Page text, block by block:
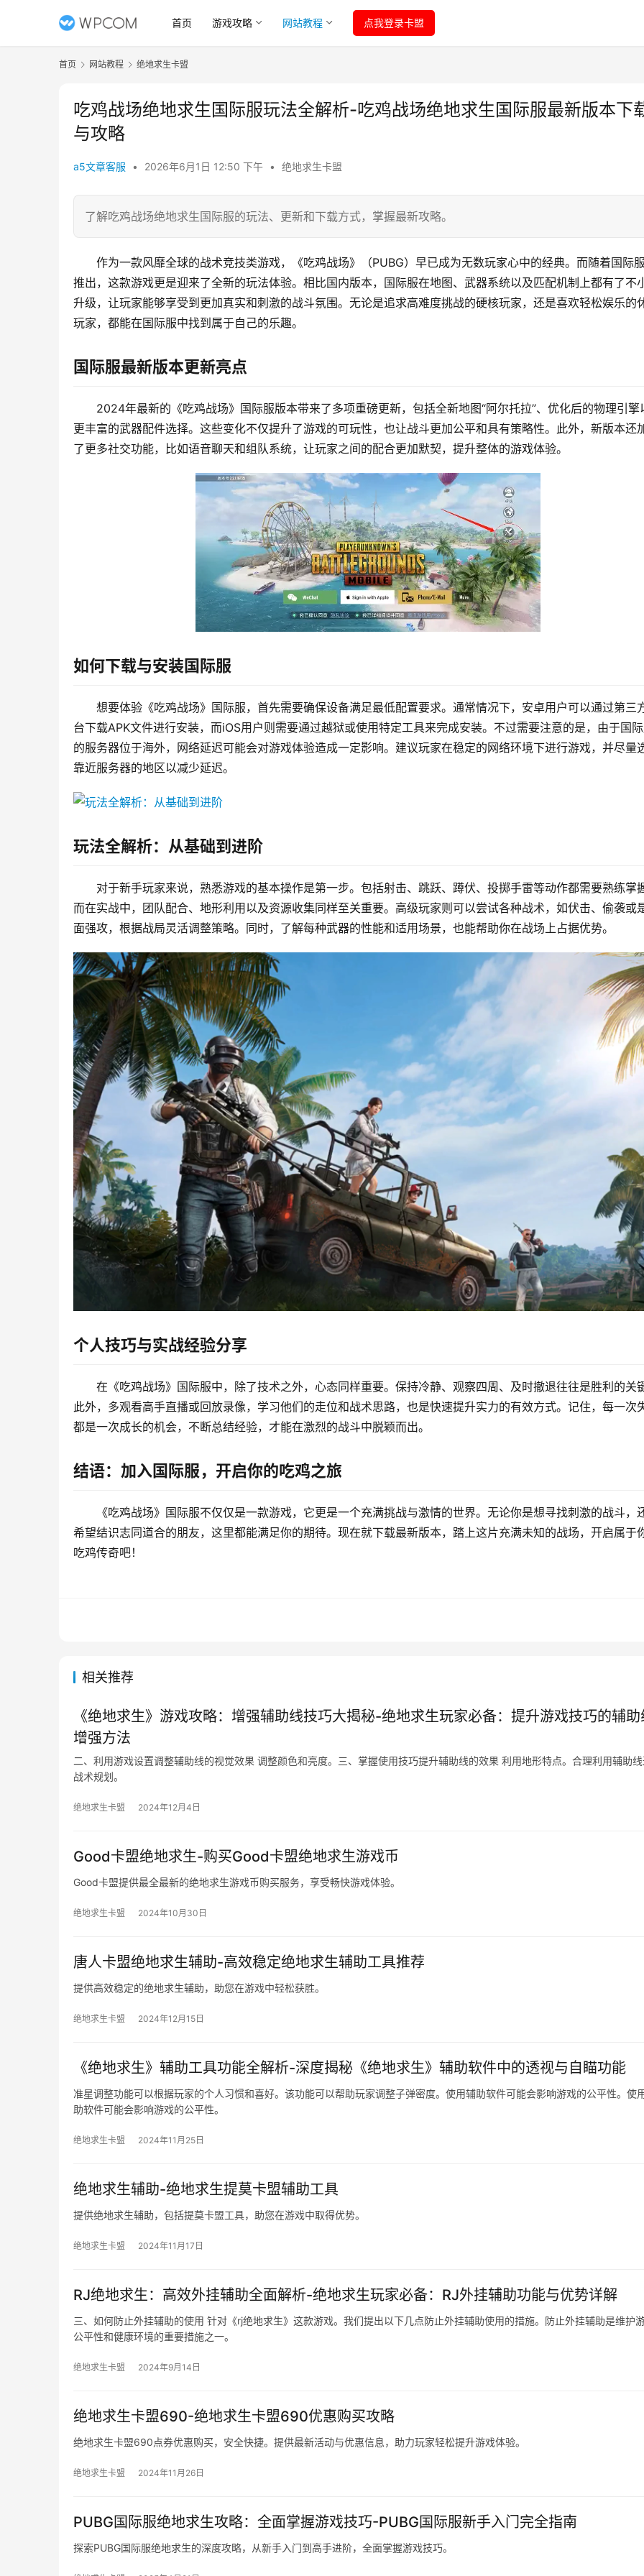
首页 游戏攻略 网站教程 点我登录卡盟
首页 网站教程 绝地求生卡盟
吃鸡战场绝地求生国际服玩法全解析-吃鸡战场绝地求生国际服最新版本下
与攻略
a5文章客服 • 2026年6月1日 12:50 下午 • 绝地求生卡盟
了解吃鸡战场绝地求生国际服的玩法、更新和下载方式，掌握最新攻略。
作为一款风靡全球的战术竞技类游戏，《吃鸡战场》（PUBG）早已成为无数玩家心中的经典。而随着国际
推出，这款游戏更是迎来了全新的玩法体验。相比国内版本，国际服在地图、武器系统以及匹配机制上都有了不
升级，让玩家能够享受到更加真实和刺激的战斗氛围。无论是追求高难度挑战的硬核玩家，还是喜欢轻松娱乐的
玩家，都能在国际服中找到属于自己的乐趣。
国际服最新版本更新亮点
2024年最新的《吃鸡战场》国际服版本带来了多项重磅更新，包括全新地图“阿尔托拉”、优化后的物理引擎
更丰富的武器配件选择。这些变化不仅提升了游戏的可玩性，也让战斗更加公平和具有策略性。此外，新版本还
了更多社交功能，比如语音聊天和组队系统，让玩家之间的配合更加默契，提升整体的游戏体验。
如何下载与安装国际服
想要体验《吃鸡战场》国际服，首先需要确保设备满足最低配置要求。通常情况下，安卓用户可以通过第三
台下载APK文件进行安装，而iOS用户则需要通过越狱或使用特定工具来完成安装。不过需要注意的是，由于国
的服务器位于海外，网络延迟可能会对游戏体验造成一定影响。建议玩家在稳定的网络环境下进行游戏，并尽量
靠近服务器的地区以减少延迟。
玩法全解析：从基础到进阶
对于新手玩家来说，熟悉游戏的基本操作是第一步。包括射击、跳跃、蹲伏、投掷手雷等动作都需要熟练掌
而在实战中，团队配合、地形利用以及资源收集同样至关重要。高级玩家则可以尝试各种战术，如伏击、偷袭或
面强攻，根据战局灵活调整策略。同时，了解每种武器的性能和适用场景，也能帮助你在战场上占据优势。
个人技巧与实战经验分享
在《吃鸡战场》国际服中，除了技术之外，心态同样重要。保持冷静、观察四周、及时撤退往往是胜利的关
此外，多观看高手直播或回放录像，学习他们的走位和战术思路，也是快速提升实力的有效方式。记住，每一次
都是一次成长的机会，不断总结经验，才能在激烈的战斗中脱颖而出。
结语：加入国际服，开启你的吃鸡之旅
《吃鸡战场》国际服不仅仅是一款游戏，它更是一个充满挑战与激情的世界。无论你是想寻找刺激的战斗，
希望结识志同道合的朋友，这里都能满足你的期待。现在就下载最新版本，踏上这片充满未知的战场，开启属于
吃鸡传奇吧！
相关推荐
《绝地求生》游戏攻略：增强辅助线技巧大揭秘-绝地求生玩家必备：提升游戏技巧的辅助
增强方法
二、利用游戏设置调整辅助线的视觉效果 调整颜色和亮度。三、掌握使用技巧提升辅助线的效果 利用地形特点。合理利用辅助
战术规划。
绝地求生卡盟 2024年12月4日
Good卡盟绝地求生-购买Good卡盟绝地求生游戏币
Good卡盟提供最全最新的绝地求生游戏币购买服务，享受畅快游戏体验。
绝地求生卡盟 2024年10月30日
唐人卡盟绝地求生辅助-高效稳定绝地求生辅助工具推荐
提供高效稳定的绝地求生辅助，助您在游戏中轻松获胜。
绝地求生卡盟 2024年12月15日
《绝地求生》辅助工具功能全解析-深度揭秘《绝地求生》辅助软件中的透视与自瞄功能
准星调整功能可以根据玩家的个人习惯和喜好。该功能可以帮助玩家调整子弹密度。使用辅助软件可能会影响游戏的公平性。使
助软件可能会影响游戏的公平性。
绝地求生卡盟 2024年11月25日
绝地求生辅助-绝地求生提莫卡盟辅助工具
提供绝地求生辅助，包括提莫卡盟工具，助您在游戏中取得优势。
绝地求生卡盟 2024年11月17日
RJ绝地求生：高效外挂辅助全面解析-绝地求生玩家必备：RJ外挂辅助功能与优势详解
三、如何防止外挂辅助的使用 针对《rj绝地求生》这款游戏。我们提出以下几点防止外挂辅助使用的措施。防止外挂辅助是维护
公平性和健康环境的重要措施之一。
绝地求生卡盟 2024年9月14日
绝地求生卡盟690-绝地求生卡盟690优惠购买攻略
绝地求生卡盟690点券优惠购买，安全快捷。提供最新活动与优惠信息，助力玩家轻松提升游戏体验。
绝地求生卡盟 2024年11月26日
PUBG国际服绝地求生攻略：全面掌握游戏技巧-PUBG国际服新手入门完全指南
探索PUBG国际服绝地求生的深度攻略，从新手入门到高手进阶，全面掌握游戏技巧。